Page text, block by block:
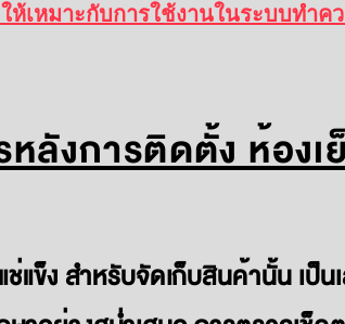
ห้เหมาะกับการใช้งานในระบบทำค
หลังการติดตั้ง ห้องเ
ช่แข็ง สำหรับจัดเก็บสินค้านั้น เป็